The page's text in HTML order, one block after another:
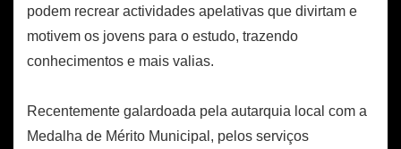
podem recrear actividades apelativas que divirtam e
motivem os jovens para o estudo, trazendo
conhecimentos e mais valias.
Recentemente galardoada pela autarquia local com a
Medalha de Mérito Municipal, pelos serviços